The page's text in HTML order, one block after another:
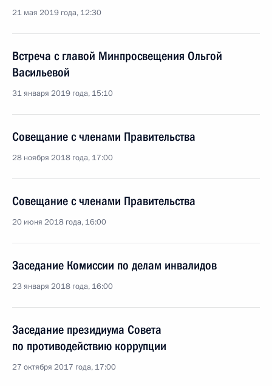
21 мая 2019 года, 12:30
Встреча с главой Минпросвещения Ольгой
Васильевой
31 января 2019 года, 15:10
Совещание с членами Правительства
28 ноября 2018 года, 17:00
Совещание с членами Правительства
20 июня 2018 года, 16:00
Заседание Комиссии по делам инвалидов
23 января 2018 года, 16:00
Заседание президиума Совета
по противодействию коррупции
27 октября 2017 года, 17:00